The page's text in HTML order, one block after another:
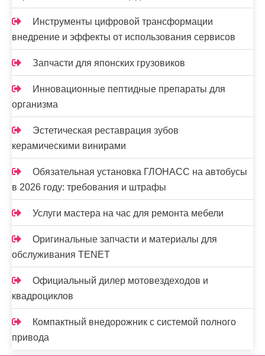
я
м
Инструменты цифровой трансформации
внедрение и эффекты от использования сервисов
Запчасти для японских грузовиков
Инновационные пептидные препараты для
организма
Эстетическая реставрация зубов
керамическими винирами
Обязательная установка ГЛОНАСС на автобусы
в 2026 году: требования и штрафы
Услуги мастера на час для ремонта мебели
Оригинальные запчасти и материалы для
обслуживания TENET
Официальный дилер мотовездеходов и
квадроциклов
Компактный внедорожник с системой полного
привода